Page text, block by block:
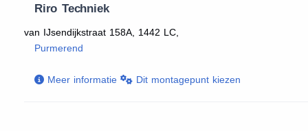
Riro Techniek
van IJsendijkstraat 158A, 1442 LC,
Purmerend
Meer informatie Dit montagepunt kiezen